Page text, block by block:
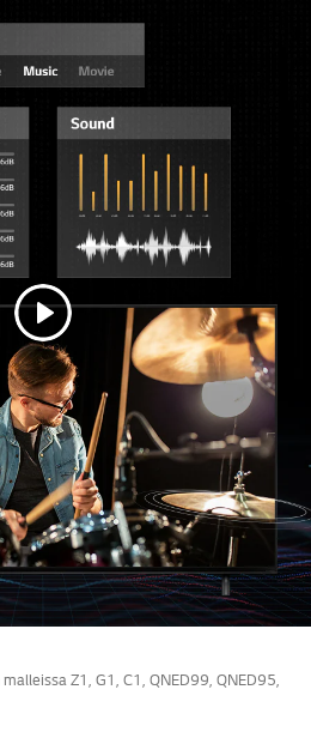
Z1, G1, C1, QNED99, QNED95,